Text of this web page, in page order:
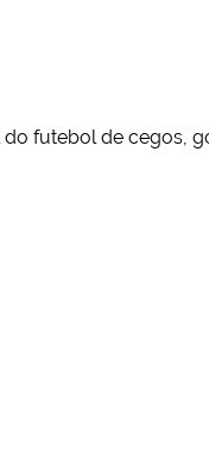
futebol de cegos,